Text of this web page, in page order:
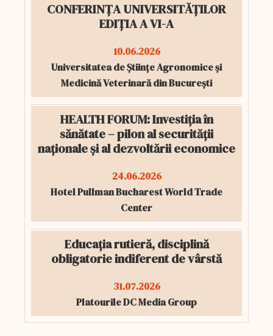
CONFERINȚA UNIVERSITĂȚILOR
EDIȚIA A VI-A
10.06.2026
Universitatea de Științe Agronomice și
Medicină Veterinară din București
HEALTH FORUM: Investiția în
sănătate – pilon al securității
naționale și al dezvoltării economice
24.06.2026
Hotel Pullman Bucharest World Trade
Center
Educația rutieră, disciplină
obligatorie indiferent de vârstă
31.07.2026
Platourile DC Media Group